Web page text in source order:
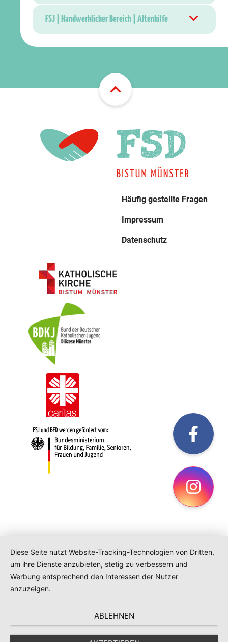
FSJ | Handwerklicher Bereich | Altenhilfe
Häufig gestellte Fragen
Impressum
Datenschutz
Diese Seite nutzt Website-Tracking-Technologien von Dritten,
um ihre Dienste anzubieten, stetig zu verbessern und
Werbung entsprechend den Interessen der Nutzer
anzuzeigen.
ABLEHNEN